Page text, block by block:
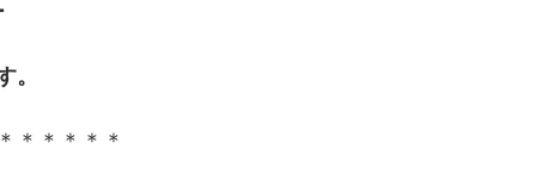
。
＊＊＊＊＊